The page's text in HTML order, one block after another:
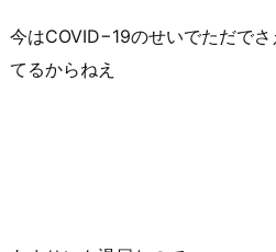
今はCOVID−19のせいでただで
てるからねえ